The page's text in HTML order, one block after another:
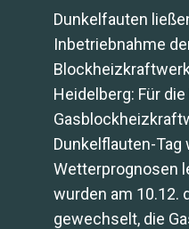
Dunkelfauten
Inbetriebnahme
Heidelberg: Für
Dunkelflauten-Tag
Wetterprognosen
wurden am 10.12.
gewechselt, die